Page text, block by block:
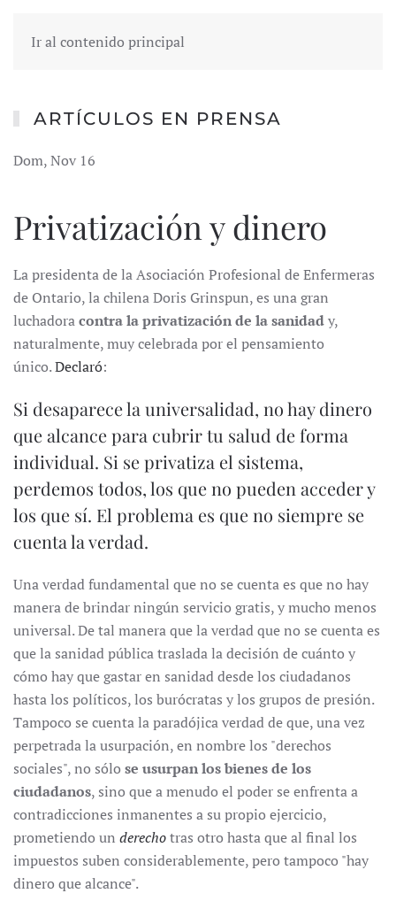
Ir al contenido principal
ARTÍCULOS EN PRENSA
Dom, Nov 16
Privatización y dinero
La presidenta de la Asociación Profesional de Enfermeras
de Ontario, la chilena Doris Grinspun, es una gran
luchadoracontra la privatización de la sanidady,
naturalmente, muy celebrada por el pensamiento
único.Declaró:
Si desaparece la universalidad, no hay dinero
que alcance para cubrir tu salud de forma
individual. Si se privatiza el sistema,
perdemos todos, los que no pueden acceder y
los que sí. El problema es que no siempre se
cuenta la verdad.
Una verdad fundamental que no se cuenta es que no hay
manera de brindar ningún servicio gratis, y mucho menos
universal. De tal manera que la verdad que no se cuenta es
que la sanidad pública traslada la decisión de cuánto y
cómo hay que gastar en sanidad desde los ciudadanos
hasta los políticos, los burócratas y los grupos de presión.
Tampoco se cuenta la paradójica verdad de que, una vez
perpetrada la usurpación, en nombre los "derechos
sociales", no sólo se usurpan los bienes de los
ciudadanos, sino que a menudo el poder se enfrenta a
contradicciones inmanentes a su propio ejercicio,
prometiendo un derechotras otro hasta que al final los
impuestos suben considerablemente, pero tampoco "hay
dinero que alcance".